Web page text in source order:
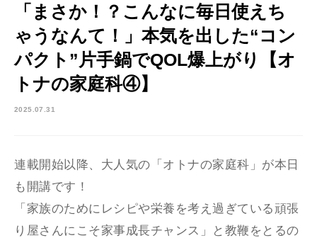
「まさか！？こんなに毎日使えち
ゃうなんて！」本気を出した“コン
パクト”⽚⼿鍋でQOL爆上がり【オ
トナの家庭科④】
2025.07.31
連載開始以降、大人気の「オトナの家庭科」が本日
も開講です！
「家族のためにレシピや栄養を考え過ぎている頑張
り屋さんにこそ家事成長チャンス」と教鞭をとるの